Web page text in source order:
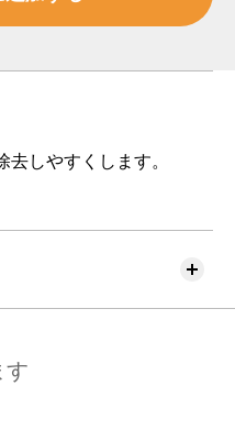
しやすくします。
す